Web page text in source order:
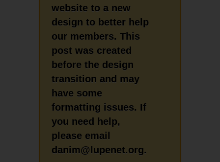
website to a new
design to better help
our members. This
post was created
before the design
transition and may
have some
formatting issues. If
you need help,
please email
danim@lupenet.org.